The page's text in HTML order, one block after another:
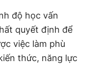
độ học vấn
quyết định để
việc làm phù
thức, năng lực